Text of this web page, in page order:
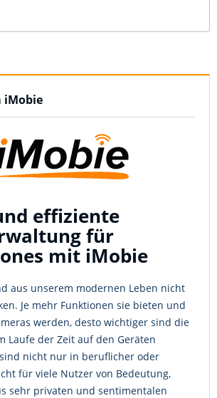
iMobie
effiziente
für
mit iMobie
aus unserem modernen Leben nicht
Je mehr Funktionen sie bieten und
werden, desto wichtiger sind die
Laufe der Zeit auf den Geräten
nicht nur in beruflicher oder
für viele Nutzer von Bedeutung,
sehr privaten und sentimentalen